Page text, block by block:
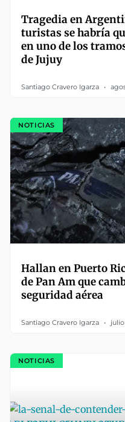
Tragedia en
turistas se habría
en uno de los
de Jujuy
Santiago Cravero Igarza
NOTICIAS
Hallan en Puerto
de Pan Am que
seguridad aérea
Santiago Cravero Igarza julio
NOTICIAS